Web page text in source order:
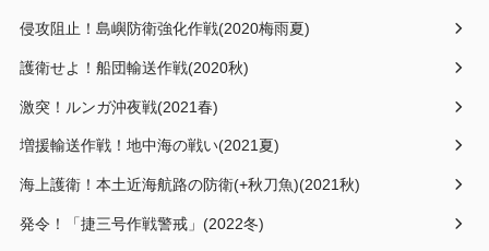
侵攻阻止！島嶼防衛強化作戦(2020梅雨夏)
護衛せよ！船団輸送作戦(2020秋)
激突！ルンガ沖夜戦(2021春)
増援輸送作戦！地中海の戦い(2021夏)
海上護衛！本土近海航路の防衛(+秋刀魚)(2021秋)
発令！「捷三号作戦警戒」(2022冬)